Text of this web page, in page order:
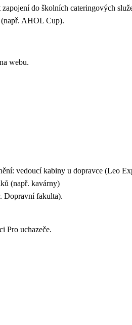
do školních cateringových
(např. AHOL Cup).
webu.
vedoucí kabiny u dopravce (Leo
(např. kavárny)
Dopravní fakulta).
Pro uchazeče.